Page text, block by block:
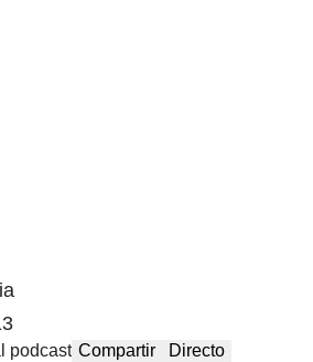
podcast Compartir Directo